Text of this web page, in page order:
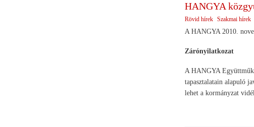
HANGYA
Rövid hírek Szakmai hírek
A HANGYA 2010.
Zárónyilatkozat
A HANGYA
tapasztalatain alapuló
lehet a kormányzat